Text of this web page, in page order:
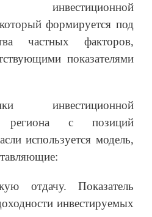
формируется под
частных факторов,
показателями
инвестиционной
региона с позиций
используется модель,
отдачу. Показатель
инвестируемых